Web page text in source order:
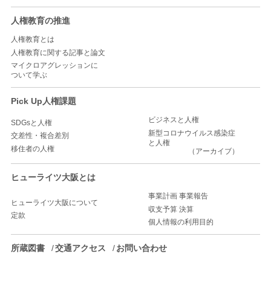
人権教育の推進
人権教育とは
人権教育に関する記事と論文
マイクロアグレッションに
ついて学ぶ
Pick Up人権課題
SDGsと人権
交差性・複合差別
移住者の人権
ビジネスと人権
新型コロナウイルス感染症
と人権
（アーカイブ）
ヒューライツ大阪とは
ヒューライツ大阪について
定款
事業計画 事業報告
収支予算 決算
個人情報の利用目的
所蔵図書 交通アクセス お問い合わせ